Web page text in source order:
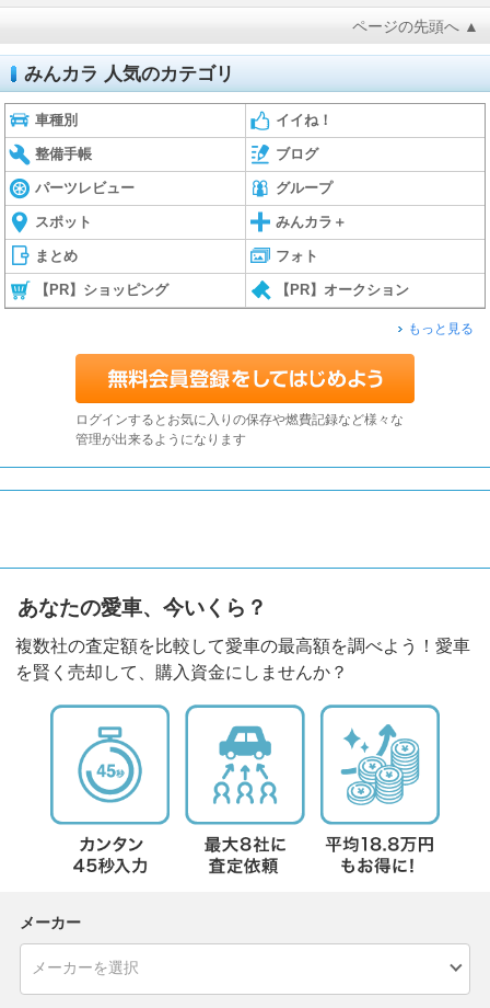
ページの先頭へ ▲
みんカラ 人気のカテゴリ
車種別 イイね！
整備手帳 ブログ
パーツレビュー グループ
スポット みんカラ＋
まとめ フォト
【PR】ショッピング 【PR】オークション
もっと見る
ログインするとお気に入りの保存や燃費記録など様々な
管理が出来るようになります
あなたの愛車、今いくら？
複数社の査定額を比較して愛車の最高額を調べよう！愛車
を賢く売却して、購入資金にしませんか？
メーカー